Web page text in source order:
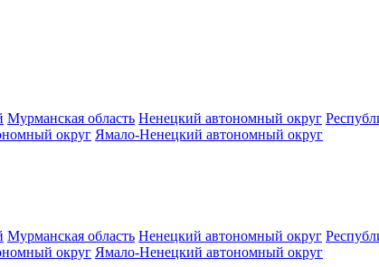
Мурманская область Ненецкий автономный округ
округ Ямало-Ненецкий автономный округ
Мурманская область Ненецкий автономный округ
округ Ямало-Ненецкий автономный округ